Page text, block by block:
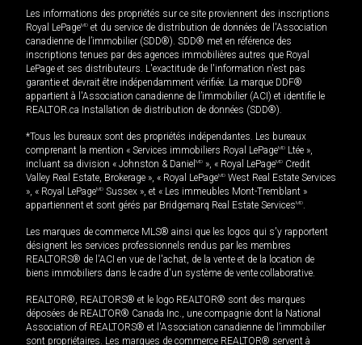
Les informations des propriétés sur ce site proviennent des inscriptions
Royal LePageMD et du service de distribution de données de l'Association
canadienne de l’immobilier (SDD®). SDD® met en référence des
inscriptions tenues par des agences immobilières autres que Royal
LePage et ses distributeurs. L'exactitude de l'information n'est pas
garantie et devrait être indépendamment vérifiée. La marque DDF®
appartient à l'Association canadienne de l’immobilier (ACI) et identifie le
REALTOR.ca Installation de distribution de données (SDD®).
*Tous les bureaux sont des propriétés indépendantes. Les bureaux
comprenant la mention « Services immobiliers Royal LePageMD Ltée »,
incluant sa division « Johnston & Daniel MD », « Royal LePageMD Credit
Valley Real Estate, Brokerage », « Royal LePageMD West Real Estate Services
», « Royal LePageMD Sussex », et « Les immeubles Mont-Tremblant »
appartiennent et sont gérés par Bridgemarq Real Estate ServicesMD.
Les marques de commerce MLS® ainsi que les logos qui s'y rapportent
désignent les services professionnels rendus par les membres
REALTORS® de l'ACI en vue de l'achat, de la vente et de la location de
biens immobiliers dans le cadre d'un système de vente collaborative.
REALTOR®, REALTORS® et le logo REALTOR® sont des marques
déposées de REALTOR® Canada Inc., une compagnie dont la National
Association of REALTORS® et l'Association canadienne de l’immobilier
sont propriétaires. Les marques de commerce REALTOR® servent à